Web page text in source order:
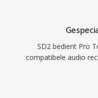
SD2 bedient Pro
compatibele audio